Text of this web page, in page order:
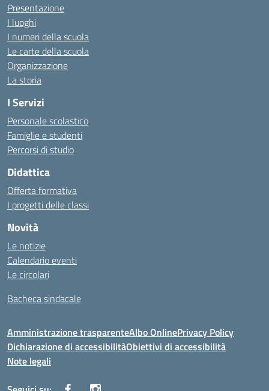
Presentazione
I luoghi
I numeri della scuola
Le carte della scuola
Organizzazione
La storia
I Servizi
Personale scolastico
Famiglie e studenti
Percorsi di studio
Didattica
Offerta formativa
I progetti delle classi
Novità
Le notizie
Calendario eventi
Le circolari
Bacheca sindacale
Amministrazione trasparenteAlbo OnlinePrivacy Policy
Dichiarazione di accessibilitàObiettivi di accessibilità
Note legali